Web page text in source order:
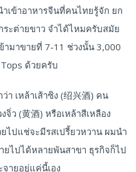
เข้าอาหารจีนที่คนไทยรู้จัก ยก
ะต่ายขาว จำได้ไหมครับสมัย
ามาขายที่ 7-11 ช่วงนั้น 3,000
ด้วยครับ
า เหล้าเส้าซิง (绍兴酒) คน
ว (黄酒) หรือเหล้าสีเหลือง
ไปแช่จะมีรสเปรี้ยวหวาน ผมนำ
ยไปได้หลายพันสาขา ธุรกิจก็ไป
ายอยู่แค่นี้เอง